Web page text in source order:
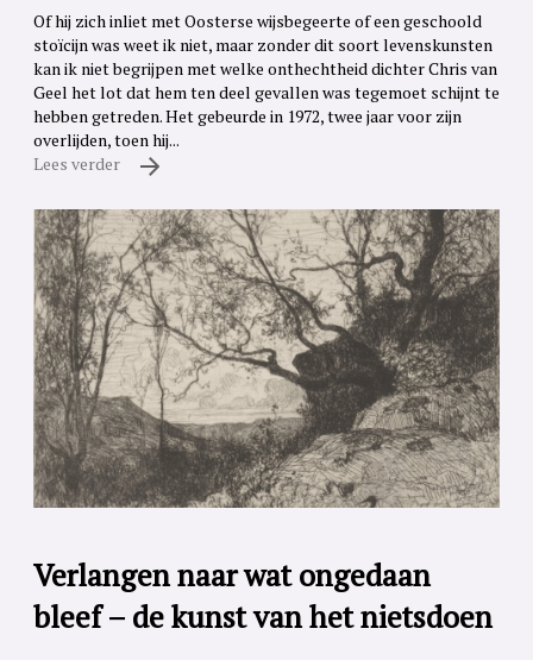
Of hij zich inliet met Oosterse wijsbegeerte of een geschoold
stoïcijn was weet ik niet, maar zonder dit soort levenskunsten
kan ik niet begrijpen met welke onthechtheid dichter Chris van
Geel het lot dat hem ten deel gevallen was tegemoet schijnt te
hebben getreden. Het gebeurde in 1972, twee jaar voor zijn
overlijden, toen hij...
Lees verder
Verlangen naar wat ongedaan
bleef – de kunst van het nietsdoen